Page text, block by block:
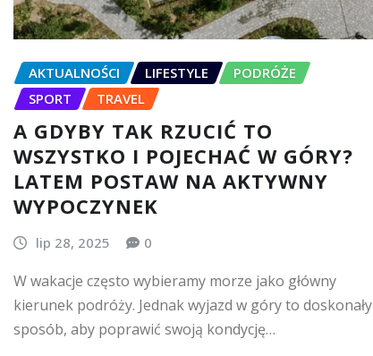
AKTUALNOŚCI LIFESTYLE
PODRÓŻE
SPORT
TRAVEL
A GDYBY TAK RZUCIĆ TO
WSZYSTKO I POJECHAĆ W GÓRY?
LATEM POSTAW NA AKTYWNY
WYPOCZYNEK
lip 28, 2025 0
W wakacje często wybieramy morze jako główny
kierunek podróży. Jednak wyjazd w góry to doskonały
sposób, aby poprawić swoją kondycję…